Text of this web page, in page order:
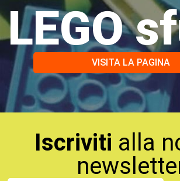
LEGO
VISITA LA PAGINA
Iscriviti alla